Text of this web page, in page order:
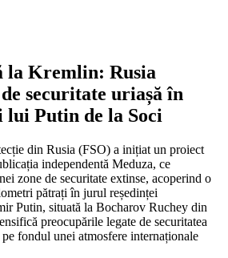
la Kremlin: Rusia
securitate uriașă în
Putin de la Soci
din Rusia (FSO) a inițiat un proiect
independentă Meduza, ce
zone de securitate extinse, acoperind o
pătrați în jurul reședinței
Putin, situată la Bocharov Ruchey din
preocupările legate de securitatea
fondul unei atmosfere internaționale